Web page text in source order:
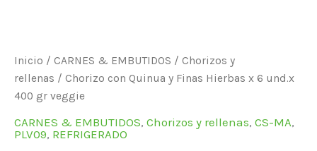
Inicio / CARNES & EMBUTIDOS / Chorizos y
rellenas / Chorizo con Quinua y Finas Hierbas x 6 und.x
400 gr veggie
CARNES & EMBUTIDOS, Chorizos y rellenas, CS-MA,
PLV09, REFRIGERADO